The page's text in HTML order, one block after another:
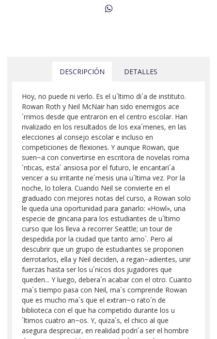
DESCRIPCIÓN DETALLES
Hoy, no puede ni verlo. Es el u´ltimo di´a de instituto.
Rowan Roth y Neil McNair han sido enemigos ace
´rrimos desde que entraron en el centro escolar. Han
rivalizado en los resultados de los exa´menes, en las
elecciones al consejo escolar e incluso en
competiciones de flexiones. Y aunque Rowan, que
suen~a con convertirse en escritora de novelas roma
´nticas, esta´ ansiosa por el futuro, le encantari´a
vencer a su irritante ne´mesis una u´ltima vez. Por la
noche, lo tolera. Cuando Neil se convierte en el
graduado con mejores notas del curso, a Rowan solo
le queda una oportunidad para ganarlo: «Howl», una
especie de gincana para los estudiantes de u´ltimo
curso que los lleva a recorrer Seattle; un tour de
despedida por la ciudad que tanto amo´. Pero al
descubrir que un grupo de estudiantes se proponen
derrotarlos, ella y Neil deciden, a regan~adientes, unir
fuerzas hasta ser los u´nicos dos jugadores que
queden... Y luego, debera´n acabar con el otro. Cuanto
ma´s tiempo pasa con Neil, ma´s comprende Rowan
que es mucho ma´s que el extran~o rato´n de
biblioteca con el que ha competido durante los u
´ltimos cuatro an~os. Y, quiza´s, el chico al que
asegura despreciar, en realidad podri´a ser el hombre